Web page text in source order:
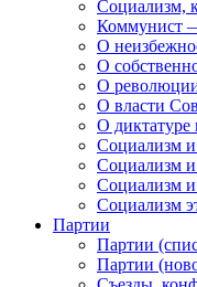
Социализм,
Коммунист
О
О
О
О власти
О диктатуре
Социализм и
Социализм и
Социализм и
Социализм
Партии
Партии
Партии